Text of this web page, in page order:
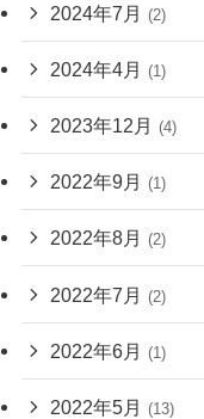
2024年7月 (2)
2024年4月 (1)
2023年12月 (4)
2022年9月 (1)
2022年8月 (2)
2022年7月 (2)
2022年6月 (1)
2022年5月 (13)